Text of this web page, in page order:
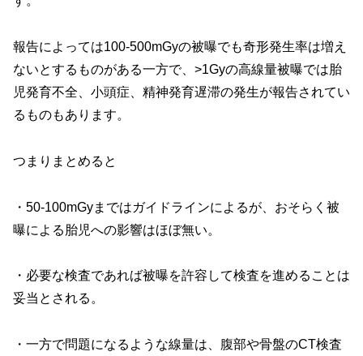
報告によっては100-500mGyの被曝でも奇形発生率は増え
ないとするものがある一方で、>1Gyの高線量被曝では胎
児発育不全、小頭症、精神発育遅滞の発生が報告されてい
るものもあります。
つまりまとめると
・50-100mGyまではガイドラインによるが、おそらく被
曝による胎児への影響はほぼ無い。
・必要な検査であれば被曝を許容して検査を進めることは
妥当とされる。
・一方で問題になるような線量は、腹部や骨盤のCT検査